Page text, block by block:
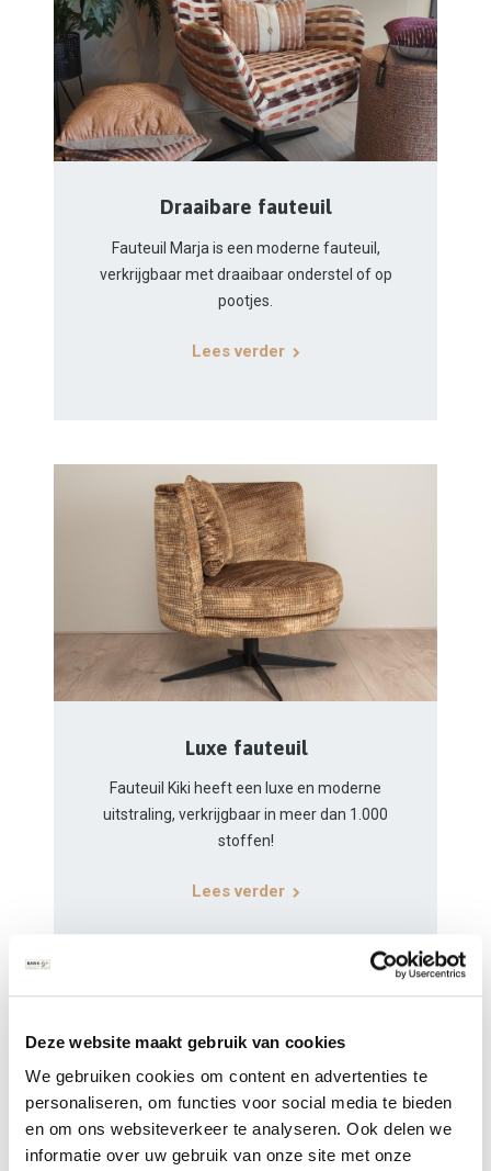
Deze website maakt gebruik van cookies
We gebruiken cookies om content en advertenties te
personaliseren, om functies voor social media te bieden
en om ons websiteverkeer te analyseren. Ook delen we
informatie over uw gebruik van onze site met onze
Draaibare fauteuil
Fauteuil Marja is een moderne fauteuil,
verkrijgbaar met draaibaar onderstel of op
pootjes.
Lees verder
Luxe fauteuil
Fauteuil Kiki heeft een luxe en moderne
uitstraling, verkrijgbaar in meer dan 1.000
stoffen!
Lees verder